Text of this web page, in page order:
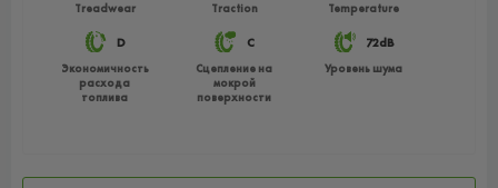
Treadwear Traction Temperature
D
Экономичность
расхода
топлива
C
Сцепление на
мокрой
поверхности
72dB
Уровень шума